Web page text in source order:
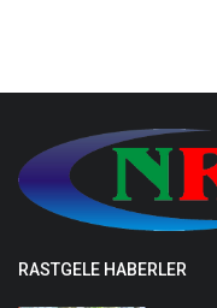
RASTGELE HABERLER